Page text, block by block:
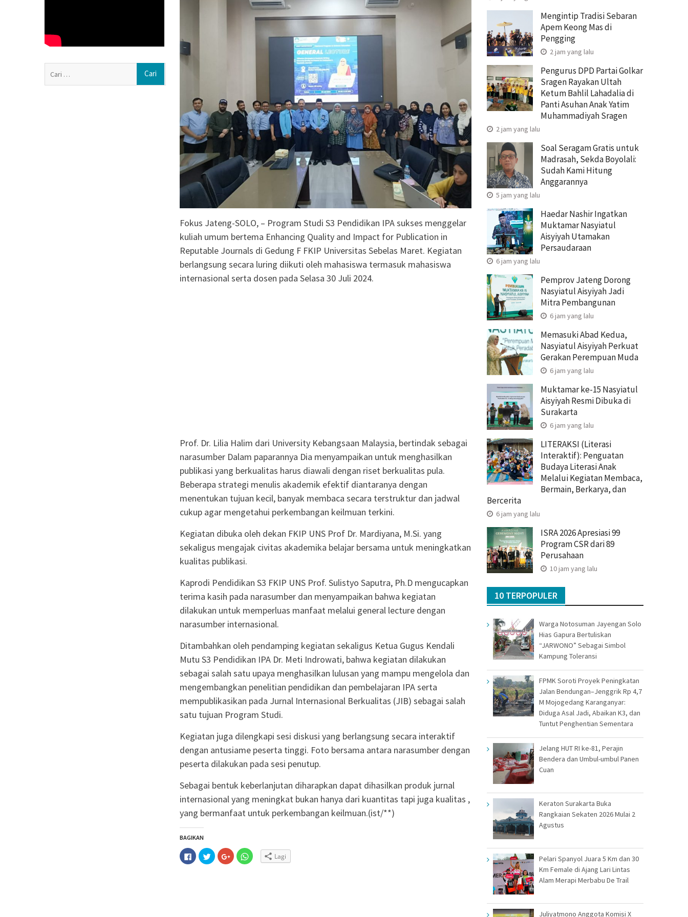
Melalui Kegiatan Membaca, Bermain,
ISRA 2026 Apresiasi 99 Program CSR
dari 89 Perusahaan
Polsek Jenar Sragen Selesaikan Kasus
Pencurian Jagung Setengah Karung
Mengintip Tradisi Sebaran Apem Keong
Mas di Pengging
Fokus Jateng-SOLO, – Program Studi S3 Pendidikan IPA sukses menggelar
kuliah umum bertema Enhancing Quality and Impact for Publication in
Reputable Journals di Gedung F FKIP Universitas Sebelas Maret. Kegiatan
berlangsung secara luring diikuti oleh mahasiswa termasuk mahasiswa
internasional serta dosen pada Selasa 30 Juli 2024.
Prof. Dr. Lilia Halim dari University Kebangsaan Malaysia, bertindak sebagai
narasumber Dalam paparannya Dia menyampaikan untuk menghasilkan
publikasi yang berkualitas harus diawali dengan riset berkualitas pula.
Beberapa strategi menulis akademik efektif diantaranya dengan
menentukan tujuan kecil, banyak membaca secara terstruktur dan jadwal
cukup agar mengetahui perkembangan keilmuan terkini.
Kegiatan dibuka oleh dekan FKIP UNS Prof Dr. Mardiyana, M.Si. yang
sekaligus mengajak civitas akademika belajar bersama untuk meningkatkan
kualitas publikasi.
Kaprodi Pendidikan S3 FKIP UNS Prof. Sulistyo Saputra, Ph.D mengucapkan
terima kasih pada narasumber dan menyampaikan bahwa kegiatan
dilakukan untuk memperluas manfaat melalui general lecture dengan
narasumber internasional.
Ditambahkan oleh pendamping kegiatan sekaligus Ketua Gugus Kendali
Mutu S3 Pendidikan IPA Dr. Meti Indrowati, bahwa kegiatan dilakukan
sebagai salah satu upaya menghasilkan lulusan yang mampu mengelola dan
mengembangkan penelitian pendidikan dan pembelajaran IPA serta
mempublikasikan pada Jurnal Internasional Berkualitas (JIB) sebagai salah
satu tujuan Program Studi.
Kegiatan juga dilengkapi sesi diskusi yang berlangsung secara interaktif
dengan antusiame peserta tinggi. Foto bersama antara narasumber dengan
peserta dilakukan pada sesi penutup.
Sebagai bentuk keberlanjutan diharapkan dapat dihasilkan produk jurnal
internasional yang meningkat bukan hanya dari kuantitas tapi juga kualitas ,
yang bermanfaat untuk perkembangan keilmuan.(ist/**)
BAGIKAN
Klik
untuk
membagikan
Klik
untuk
berbagi
Klik
untuk
berbagi
Klik
untuk Lagi
Mengintip Tradisi Sebaran
Apem Keong Mas di
Pengging
2 jam yang lalu
Pengurus DPD Partai Golkar
Sragen Rayakan Ultah
Ketum Bahlil Lahadalia di
Panti Asuhan Anak Yatim
Muhammadiyah Sragen
2 jam yang lalu
Soal Seragam Gratis untuk
Madrasah, Sekda Boyolali:
Sudah Kami Hitung
Anggarannya
5 jam yang lalu
Haedar Nashir Ingatkan
Muktamar Nasyiatul
Aisyiyah Utamakan
Persaudaraan
6 jam yang lalu
Pemprov Jateng Dorong
Nasyiatul Aisyiyah Jadi
Mitra Pembangunan
6 jam yang lalu
Memasuki Abad Kedua,
Nasyiatul Aisyiyah Perkuat
Gerakan Perempuan Muda
6 jam yang lalu
Muktamar ke-15 Nasyiatul
Aisyiyah Resmi Dibuka di
Surakarta
6 jam yang lalu
LITERAKSI (Literasi
Interaktif): Penguatan
Budaya Literasi Anak
Melalui Kegiatan Membaca,
Bermain, Berkarya, dan
Bercerita
6 jam yang lalu
ISRA 2026 Apresiasi 99
Program CSR dari 89
Perusahaan
10 jam yang lalu
10 TERPOPULER
Warga Notosuman Jayengan Solo
Hias Gapura Bertuliskan
“JARWONO” Sebagai Simbol
Kampung Toleransi
FPMK Soroti Proyek Peningkatan
Jalan Bendungan–Jenggrik Rp 4,7
M Mojogedang Karanganyar:
Diduga Asal Jadi, Abaikan K3, dan
Tuntut Penghentian Sementara
Jelang HUT RI ke-81, Perajin
Bendera dan Umbul-umbul Panen
Cuan
Keraton Surakarta Buka
Rangkaian Sekaten 2026 Mulai 2
Agustus
Pelari Spanyol Juara 5 Km dan 30
Km Female di Ajang Lari Lintas
Alam Merapi Merbabu De Trail
Juliyatmono Anggota Komisi X